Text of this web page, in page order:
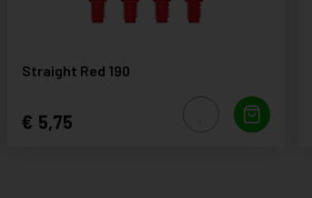
Straight Red 190
5,75